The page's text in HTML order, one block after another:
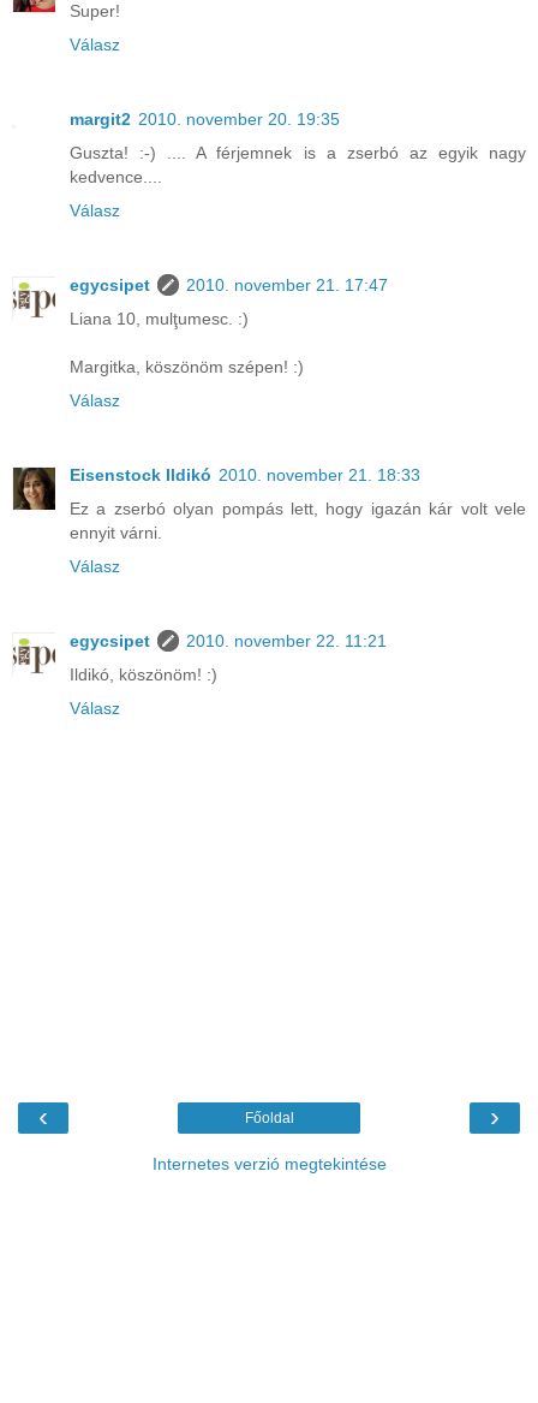
Super!
Válasz
margit2 2010. november 20. 19:35
Guszta! :-) .... A férjemnek is a zserbó az egyik nagy
kedvence....
Válasz
egycsipet
2010. november 21. 17:47
Liana 10, mulţumesc. :)
Margitka, köszönöm szépen! :)
Válasz
Eisenstock Ildikó 2010. november 21. 18:33
Ez a zserbó olyan pompás lett, hogy igazán kár volt vele
ennyit várni.
Válasz
egycsipet
2010. november 22. 11:21
Ildikó, köszönöm! :)
Válasz
‹ ›
Főoldal
Internetes verzió megtekintése